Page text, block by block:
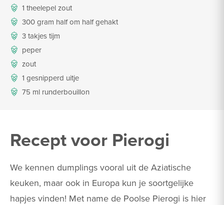
1 theelepel zout
300 gram half om half gehakt
3 takjes tijm
peper
zout
1 gesnipperd uitje
75 ml runderbouillon
Recept voor Pierogi
We kennen dumplings vooral uit de Aziatische
keuken, maar ook in Europa kun je soortgelijke
hapjes vinden! Met name de Poolse Pierogi is hier